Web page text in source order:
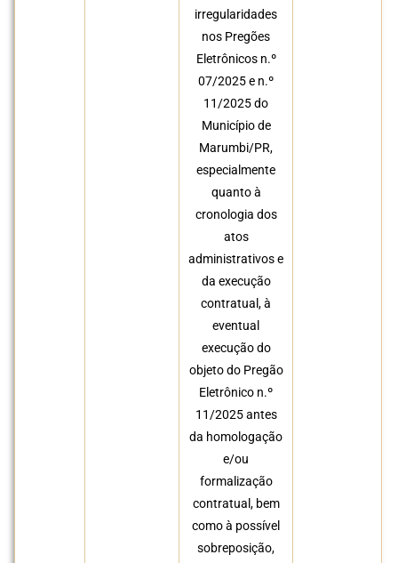
irregularidades
nos Pregões
Eletrônicos n.º
07/2025 e n.º
11/2025 do
Município de
Marumbi/PR,
especialmente
quanto à
cronologia dos
atos
administrativos e
da execução
contratual, à
eventual
execução do
objeto do Pregão
Eletrônico n.º
11/2025 antes
da homologação
e/ou
formalização
contratual, bem
como à possível
sobreposição,